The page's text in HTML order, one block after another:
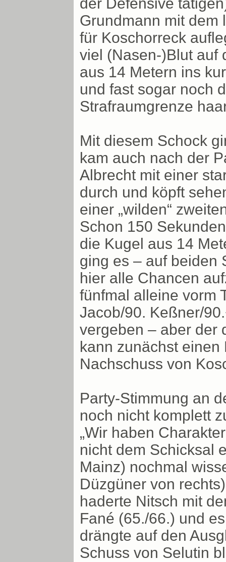
Grundmann mit dem
für Koschorreck
viel (Nasen-)Blut auf
aus 14 Metern ins
und fast sogar noch
Strafraumgrenze
Mit diesem Schock
kam auch nach der
Albrecht mit einer
durch und köpft
einer „wilden“
Schon 150
die Kugel aus 14
ging es – auf beiden
hier alle Chancen
fünfmal alleine vorm
Jacob/90. Keßner/
vergeben – aber der
kann zunächst
Nachschuss von
Party-Stimmung an
noch nicht komplett
„Wir haben
nicht dem Schicksal
Mainz) nochmal
Düzgüner von
haderte Nitsch mit
Fané (65./66.) und
drängte auf den
Schuss von Selutin